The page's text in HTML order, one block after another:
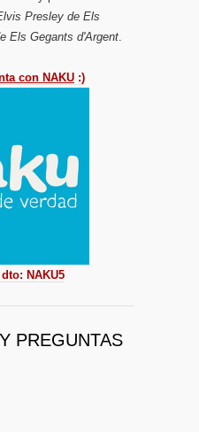
Presley de Els
Els Gegants d'Argent.
con NAKU :)
NAKU5
PREGUNTAS